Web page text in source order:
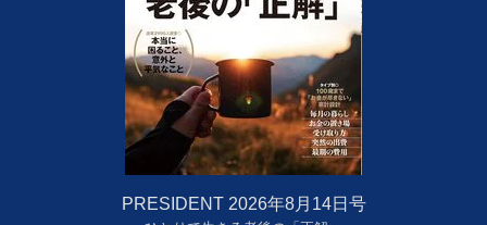
PRESIDENT 2026年8月14日号